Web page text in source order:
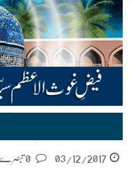
03/12/2017